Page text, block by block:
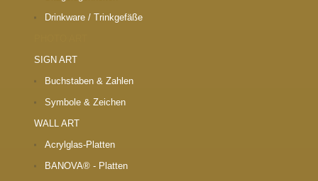
Drinkware / Trinkgefäße
SIGN ART
Buchstaben & Zahlen
Symbole & Zeichen
WALL ART
Acrylglas-Platten
BANOVA® - Platten